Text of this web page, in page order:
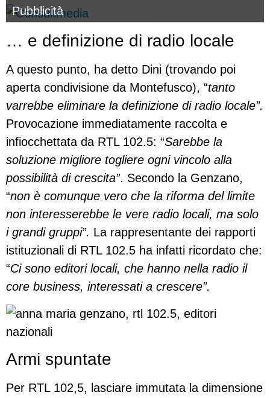
Pubblicità
… e definizione di radio locale
A questo punto, ha detto Dini (trovando poi
aperta condivisione da Montefusco), “tanto
varrebbe eliminare la definizione di radio locale”.
Provocazione immediatamente raccolta e
infiocchettata da RTL 102.5: “Sarebbe la
soluzione migliore togliere ogni vincolo alla
possibilità di crescita”. Secondo la Genzano,
“non è comunque vero che la riforma del limite
non interesserebbe le vere radio locali, ma solo
i grandi gruppi”. La rappresentante dei rapporti
istituzionali di RTL 102.5 ha infatti ricordato che:
“Ci sono editori locali, che hanno nella radio il
core business, interessati a crescere”.
Armi spuntate
Per RTL 102,5, lasciare immutata la dimensione